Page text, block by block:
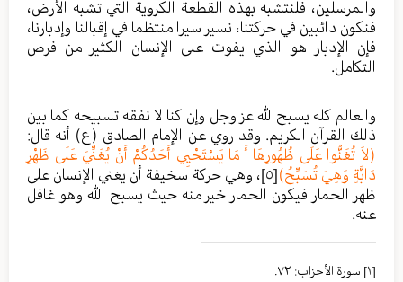
والمرسلين، فلنتشبه بهذه القطعة الكروية التي تشبه الأرض،
فنكون دائبين في حركتنا، نسير سيرا منتظما في إقبالنا وإدبارنا،
فإن الإدبار هو الذي يفوت على الإنسان الكثير من فرص
التكامل.
والعالم كله يسبح لله عز وجل وإن كنا لا نفقه تسبيحه كما بين
ذلك القرآن الكريم. وقد روي عن الإمام الصادق (ع) أنه قال:
(لاَ تُغَنُّوا عَلَى ظُهُورِهَا أَ مَا يَسْتَحْيِي أَحَدُكُمْ أَنْ يُغَنِّيَ عَلَى ظَهْرِ
دَابَّةٍ وَهِيَ تُسَبِّحُ)[٥]
، وهي حركة سخيفة أن يغني الإنسان على
ظهر الحمار فيكون الحمار خير منه حيث يسبح الله وهو غافل
عنه.
[١]
سورة الأحزاب: ٧٢.